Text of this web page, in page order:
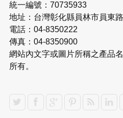
統一編號：70735933
地址：台灣彰化縣員林市員東
電話：04-8350222
傳真：04-8350900
網站內文字或圖片所稱之產品
所有。